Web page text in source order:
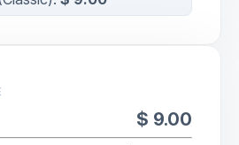
$ 9.00